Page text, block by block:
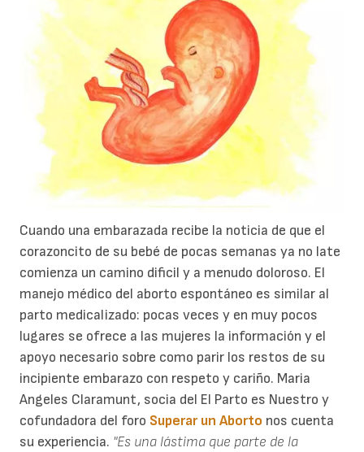
Cuando una embarazada recibe la noticia de que el
corazoncito de su bebé de pocas semanas ya no late
comienza un camino dificil y a menudo doloroso. El
manejo médico del aborto espontáneo es similar al
parto medicalizado: pocas veces y en muy pocos
lugares se ofrece a las mujeres la información y el
apoyo necesario sobre como parir los restos de su
incipiente embarazo con respeto y cariño. Maria
Angeles Claramunt, socia del El Parto es Nuestro y
cofundadora del foro Superar un Aborto nos cuenta
su experiencia. "Es una lástima que parte de la